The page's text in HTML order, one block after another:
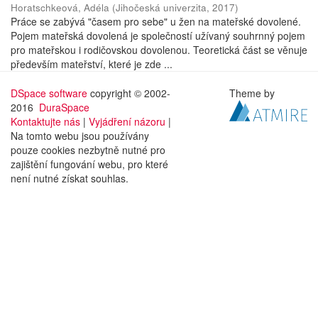
Horatschkeová, Adéla (Jihočeská univerzita, 2017)
Práce se zabývá "časem pro sebe" u žen na mateřské dovolené.
Pojem mateřská dovolená je společností užívaný souhrnný pojem
pro mateřskou i rodičovskou dovolenou. Teoretická část se věnuje
především mateřství, které je zde ...
DSpace software copyright © 2002-
2016 DuraSpace
Kontaktujte nás | Vyjádření názoru |
Na tomto webu jsou používány
pouze cookies nezbytně nutné pro
zajištění fungování webu, pro které
není nutné získat souhlas.
Theme by